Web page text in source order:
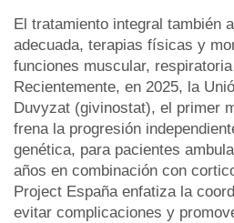
El tratamiento integral también
adecuada, terapias físicas y
funciones muscular,
Recientemente, en 2025, la
Duvyzat (givinostat), el primer
frena la progresión
genética, para pacientes
años en combinación con
Project España enfatiza la
evitar complicaciones y